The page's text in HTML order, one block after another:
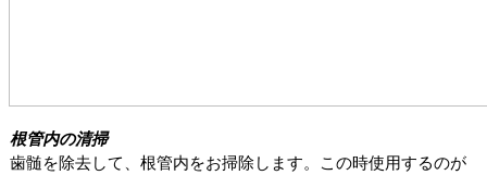
根管内の清掃
歯髄を除去して、根管内をお掃除します。この時使用するのが